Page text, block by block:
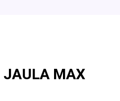
JAULA MAX